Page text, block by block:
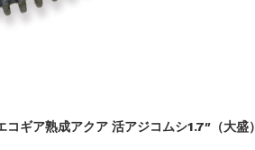
コギア熟成アクア 活アジコムシ1.7″（大盛）